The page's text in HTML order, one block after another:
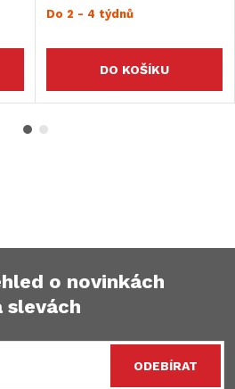
cena:
Do 2 - 4 týdnů
DO KOŠÍKU
o novinkách
slevách
ODEBÍRAT